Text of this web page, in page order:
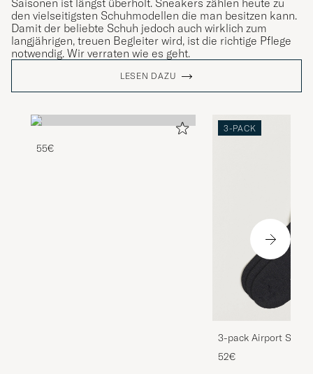
Saisonen ist längst überholt. Sneakers zählen heute zu
den vielseitigsten Schuhmodellen die man besitzen kann.
Damit der beliebte Schuh jedoch auch wirklich zum
langjährigen, treuen Begleiter wird, ist die richtige Pflege
notwendig. Wir verraten wie es geht.
LESEN DAZU
55€
3-PACK
3-pack Airport
Melange
52€